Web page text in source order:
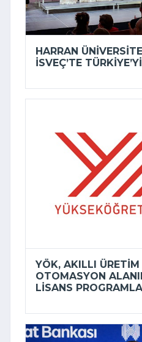
HARRAN
İSVEÇ’TE
YÖK, AKILLI ÜRETIM
OTOMASYON
LISANS